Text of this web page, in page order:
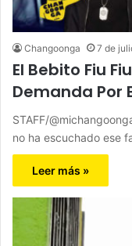
Changoonga 7 de
El Bebito Fiu
Demanda Por
STAFF/
no ha escuchado ese
Leer más »